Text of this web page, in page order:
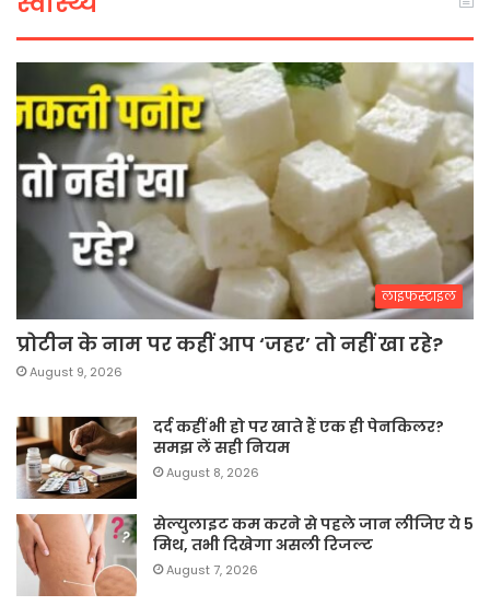
लाइफस्टाइल
प्रोटीन के नाम पर कहीं आप ‘जहर’ तो नहीं खा रहे?
August 9, 2026
दर्द कहीं भी हो पर खाते हैं एक ही पेनकिलर?
समझ लें सही नियम
August 8, 2026
सेल्युलाइट कम करने से पहले जान लीजिए ये 5
मिथ, तभी दिखेगा असली रिजल्ट
August 7, 2026